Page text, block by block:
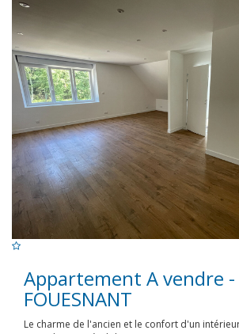
Appartement A vendre -
FOUESNANT
Le charme de l'ancien et le confort d'un